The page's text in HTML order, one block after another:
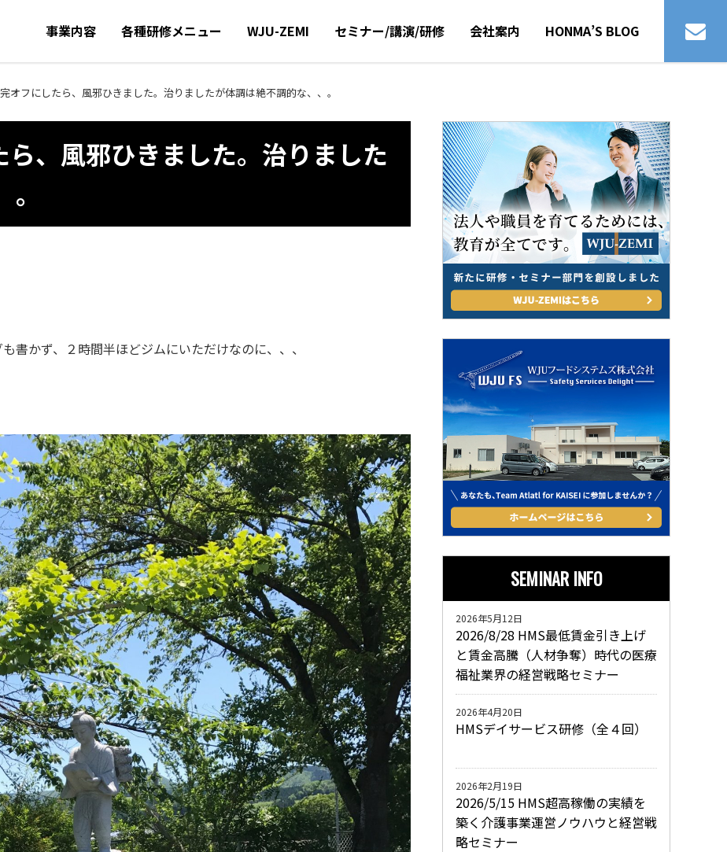
事業内容 各種研修メニュー WJU-ZEMI セミナー/講演/研修 会社案内 HONMA’S BLOG
オフにしたら、風邪ひきました。治りましたが体調は絶不調的な、、。
、風邪ひきました。治りました
書かず、２時間半ほどジムにいただけなのに、、、
SEMINAR INFO
2026/8/28 HMS最低賃金引き上げ
と賃金高騰（人材争奪）時代の医療
福祉業界の経営戦略セミナー
2026年5月12日
HMSデイサービス研修（全４回）
2026年4月20日
2026/5/15 HMS超高稼働の実績を
築く介護事業運営ノウハウと経営戦
略セミナー
2026年2月19日